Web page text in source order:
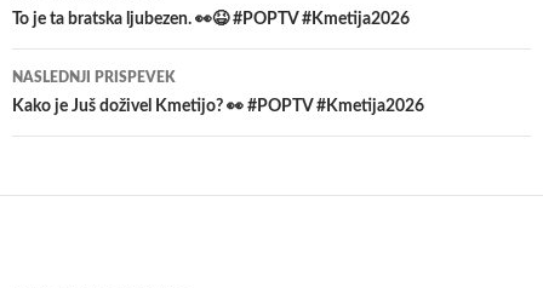
po
prispevkih
To je ta bratska ljubezen. 👀😆 #POPTV #Kmetija2026
NASLEDNJI PRISPEVEK
Kako je Juš doživel Kmetijo? 👀 #POPTV #Kmetija2026